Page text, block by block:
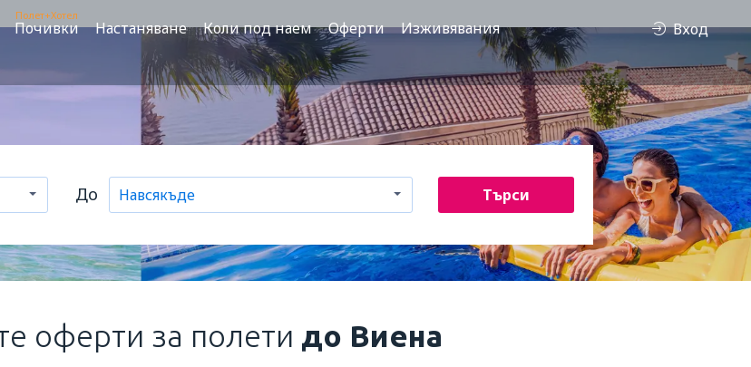
Полет+Хотел
Почивки Настаняване Коли под наем Оферти
Изживявания
Вход
До Търси
оферти за полети до Виена